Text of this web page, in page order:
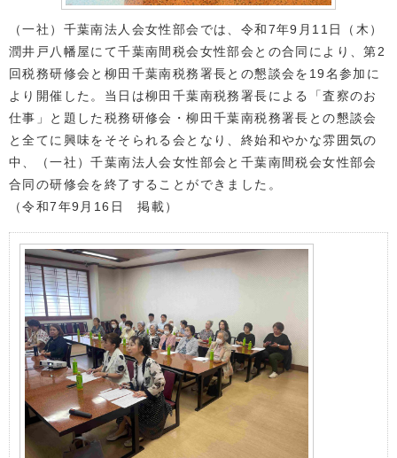
（一社）千葉南法人会女性部会では、令和7年9月11日（木）
潤井戸八幡屋にて千葉南間税会女性部会との合同により、第2
回税務研修会と柳田千葉南税務署長との懇談会を19名参加に
より開催した。当日は柳田千葉南税務署長による「査察のお
仕事」と題した税務研修会・柳田千葉南税務署長との懇談会
と全てに興味をそそられる会となり、終始和やかな雰囲気の
中、（一社）千葉南法人会女性部会と千葉南間税会女性部会
合同の研修会を終了することができました。
（令和7年9月16日 掲載）